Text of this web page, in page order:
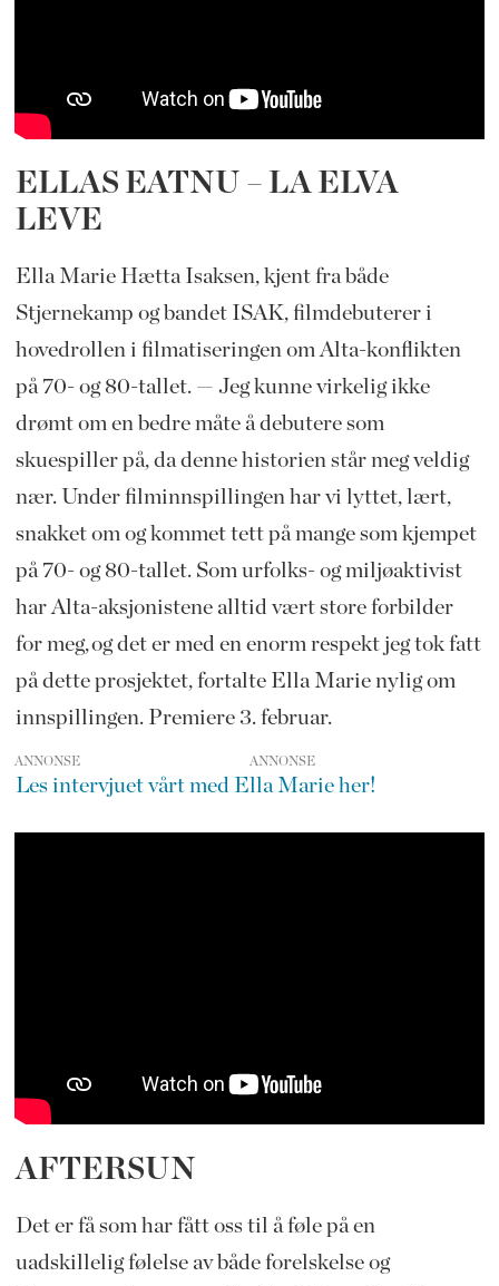
ELLAS EATNU – LA ELVA
LEVE
Ella Marie Hætta Isaksen, kjent fra både
Stjernekamp og bandet ISAK, filmdebuterer i
hovedrollen i filmatiseringen om Alta-konflikten
på 70- og 80-tallet. — Jeg kunne virkelig ikke
drømt om en bedre måte å debutere som
skuespiller på, da denne historien står meg veldig
nær. Under filminnspillingen har vi lyttet, lært,
snakket om og kommet tett på mange som kjempet
på 70- og 80-tallet. Som urfolks- og miljøaktivist
har Alta-aksjonistene alltid vært store forbilder
for meg, og det er med en enorm respekt jeg tok fatt
på dette prosjektet, fortalte Ella Marie nylig om
innspillingen. Premiere 3. februar.
ANNONSE
Les intervjuet vårt med Ella Marie her!
AFTERSUN
Det er få som har fått oss til å føle på en
uadskillelig følelse av både forelskelse og